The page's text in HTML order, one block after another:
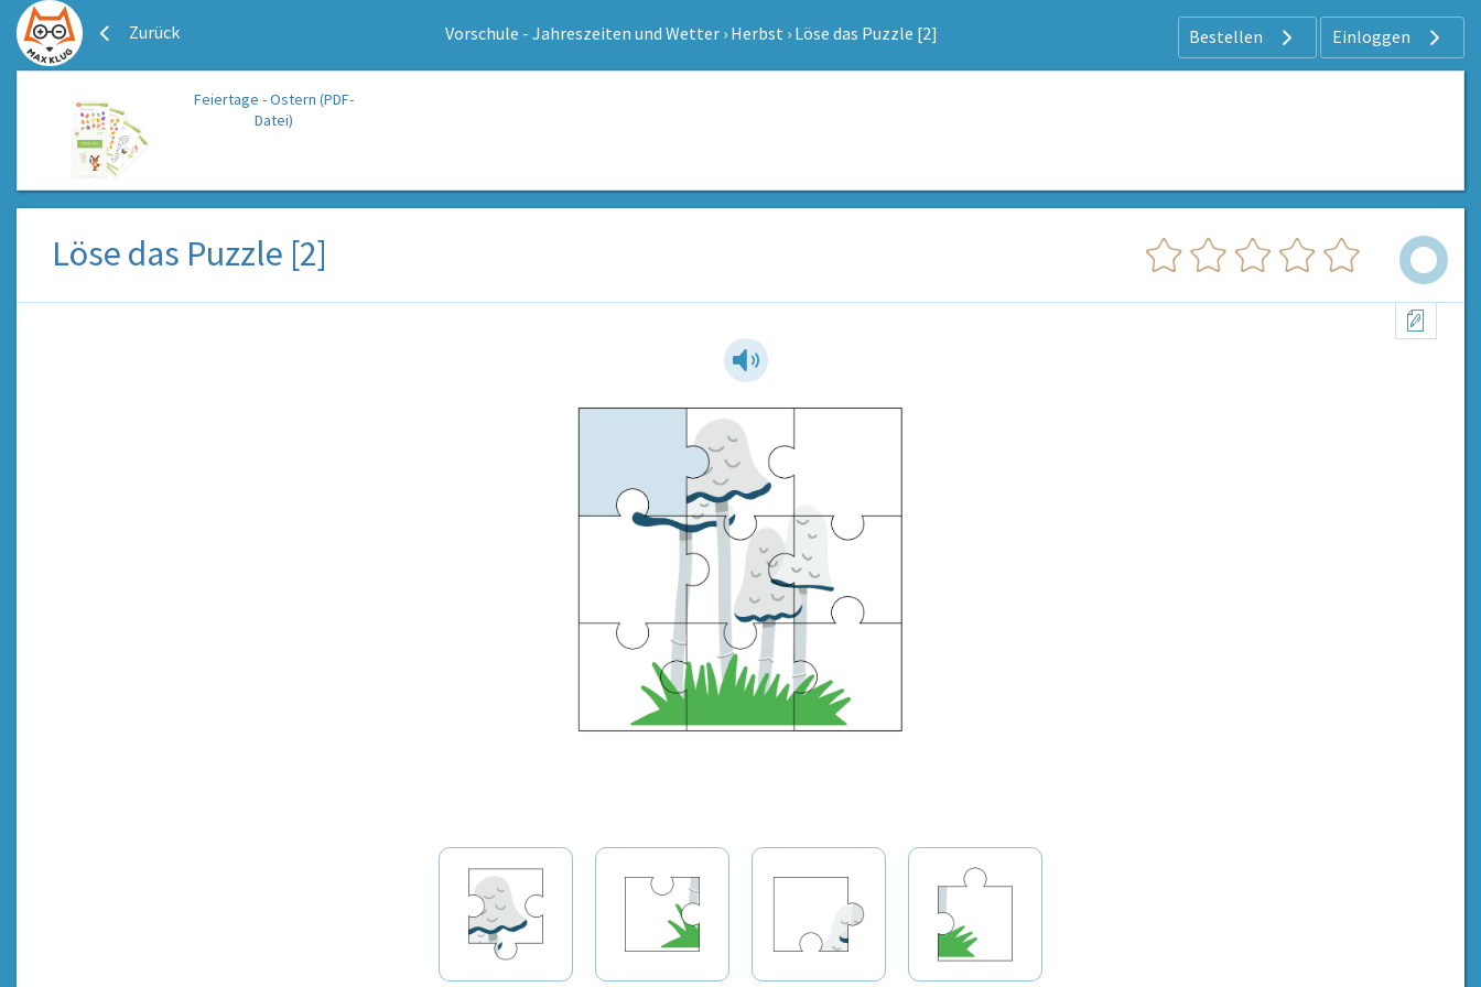
Zurück Vorschule - Jahreszeiten und Wetter › Herbst › Löse das Puzzle [2] Bestellen Einloggen
Feiertage - Ostern (PDF-
Datei)
Löse das Puzzle [2]